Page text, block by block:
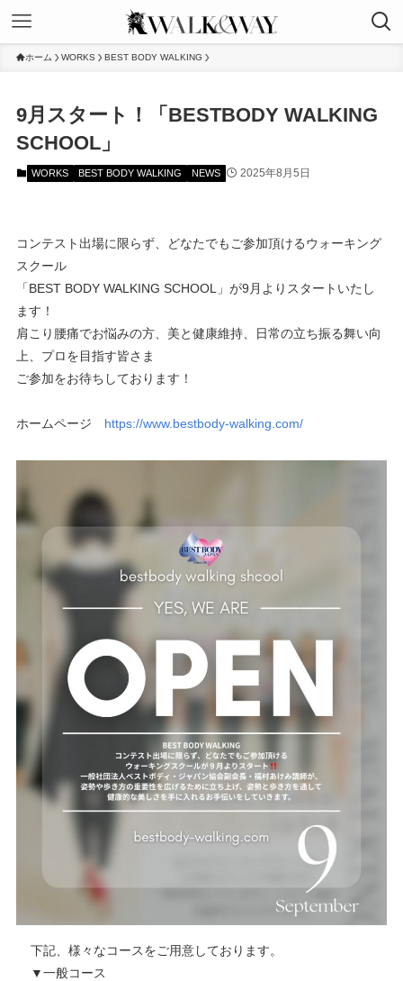
ホーム WORKS BEST BODY WALKING
9月スタート！「BESTBODY WALKING
SCHOOL」
WORKS BEST BODY WALKING NEWS 2025年8月5日
コンテスト出場に限らず、どなたでもご参加頂けるウォーキング
スクール
「BEST BODY WALKING SCHOOL」が9月よりスタートいたし
ます！
肩こり腰痛でお悩みの方、美と健康維持、日常の立ち振る舞い向
上、プロを目指す皆さま
ご参加をお待ちしております！
ホームページ https://www.bestbody-walking.com/
下記、様々なコースをご用意しております。
▼一般コース